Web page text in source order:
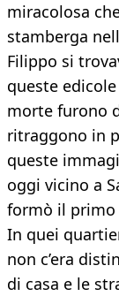
miracolosa
stamberga
Filippo si
queste
morte furono
ritraggono in
queste
oggi vicino a
formò il primo
In quei
non c’era
di casa e le